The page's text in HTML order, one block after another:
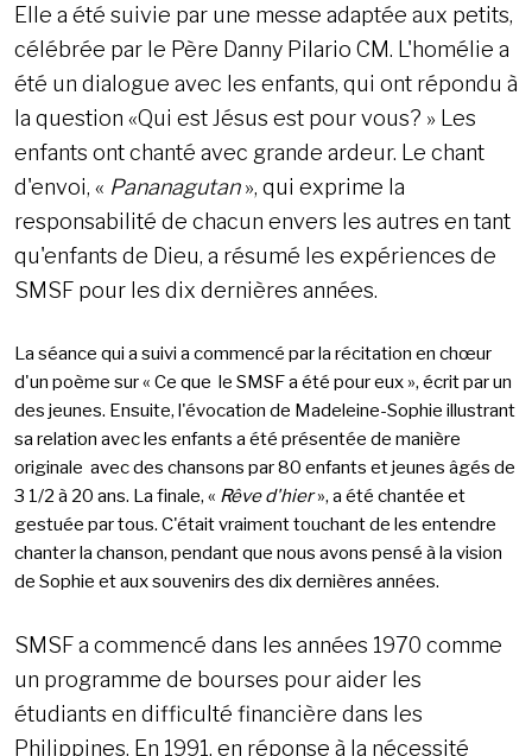
Elle a été suivie par une messe adaptée aux petits,
célébrée par le Père Danny Pilario CM. L'homélie a
été un dialogue avec les enfants, qui ont répondu à
la question «Qui est Jésus est pour vous? » Les
enfants ont chanté avec grande ardeur. Le chant
d'envoi, « Pananagutan», qui exprime la
responsabilité de chacun envers les autres en tant
qu'enfants de Dieu, a résumé les expériences de
SMSF pour les dix dernières années.
La séance qui a suivi a commencé par la récitation en chœur
d'un poème sur « Ce que le SMSF a été pour eux », écrit par un
des jeunes. Ensuite, l'évocation de Madeleine-Sophie illustrant
sa relation avec les enfants a été présentée de manière
originale avec des chansons par 80 enfants et jeunes âgés de
3 1/2 à 20 ans. La finale, « Rêve d'hier», a été chantée et
gestuée par tous. C'était vraiment touchant de les entendre
chanter la chanson, pendant que nous avons pensé à la vision
de Sophie et aux souvenirs des dix dernières années.
SMSF a commencé dans les années 1970 comme
un programme de bourses pour aider les
étudiants en difficulté financière dans les
Philippines. En 1991, en réponse à la nécessité